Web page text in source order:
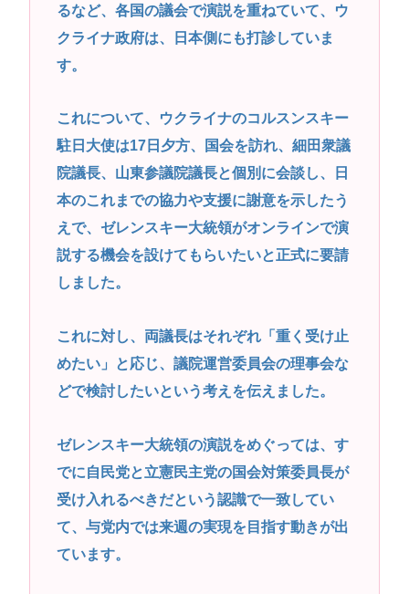
ガチで “ママ” ブーム来てるよな
ポケカ資産が100万円超えた男の子www
【高市動画】こういうオスガキってどうやったら産
中国のメスガキ、民度が終わりすぎてる
Powered by livedoor 相互RSS
るなど、各国の議会で演説を重ねていて、ウ
クライナ政府は、日本側にも打診していま
す。
これについて、ウクライナのコルスンスキー
駐日大使は17日夕方、国会を訪れ、細田衆議
院議長、山東参議院議長と個別に会談し、日
本のこれまでの協力や支援に謝意を示したう
えで、ゼレンスキー大統領がオンラインで演
説する機会を設けてもらいたいと正式に要請
しました。
これに対し、両議長はそれぞれ「重く受け止
めたい」と応じ、議院運営委員会の理事会な
どで検討したいという考えを伝えました。
ゼレンスキー大統領の演説をめぐっては、す
でに自民党と立憲民主党の国会対策委員長が
受け入れるべきだという認識で一致してい
て、与党内では来週の実現を目指す動きが出
ています。